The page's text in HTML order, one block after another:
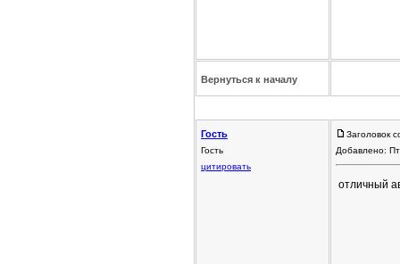
Вернуться к началу
Гость
Гость
цитировать
Заголовок
Добавлено:
отличный